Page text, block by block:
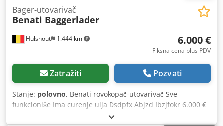
Hulshout 1.444 km
Bager-utovarivač
Benati Baggerlader
6.000 €
Fiksna cena plus PDV
Zatražiti Pozvati
Stanje: polovno, Benati rovokopač-utovarivač Sve
funkcioniše Ima curenje ulja Dsdpfx Abjzd Ibzjfokr 6.000 €